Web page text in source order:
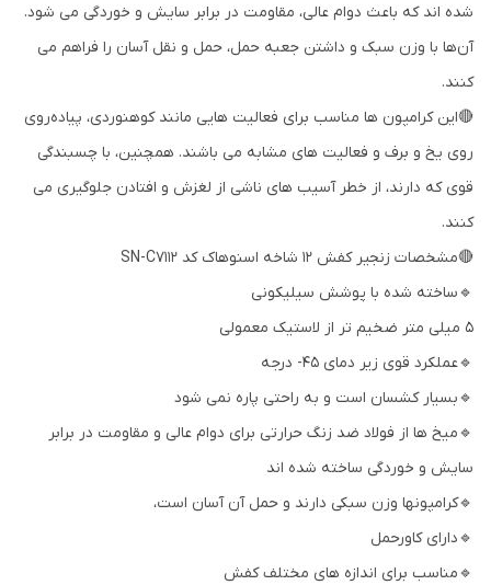
شده‌ اند که باعث دوام عالی، مقاومت در برابر سایش و خوردگی می‌ شود.
آن‌ها با وزن سبک و داشتن جعبه حمل، حمل و نقل آسان را فراهم می‌
کنند.
🔴این کرامپون‌ ها مناسب برای فعالیت‌ هایی مانند کوهنوردی، پیاده‌روی
روی یخ و برف و فعالیت‌ های مشابه می‌ باشند. همچنین، با چسبندگی
قوی که دارند، از خطر آسیب‌ های ناشی از لغزش و افتادن جلوگیری می‌
کنند.
🔴مشخصات زنجیر کفش 12 شاخه اسنوهاک کد SN-C7112
🔹ساخته شده با پوشش سیلیکونی
5 میلی متر ضخیم تر از لاستیک معمولی
🔹عملکرد قوی زیر دمای 45- درجه
🔹بسیار کشسان است و به راحتی پاره نمی شود
🔹میخ ها از فولاد ضد زنگ حرارتی برای دوام عالی و مقاومت در برابر
سایش و خوردگی ساخته شده اند
🔹کرامپونها وزن سبکی دارند و حمل آن آسان است،
🔹دارای کاورحمل
🔹مناسب برای اندازه های مختلف کفش